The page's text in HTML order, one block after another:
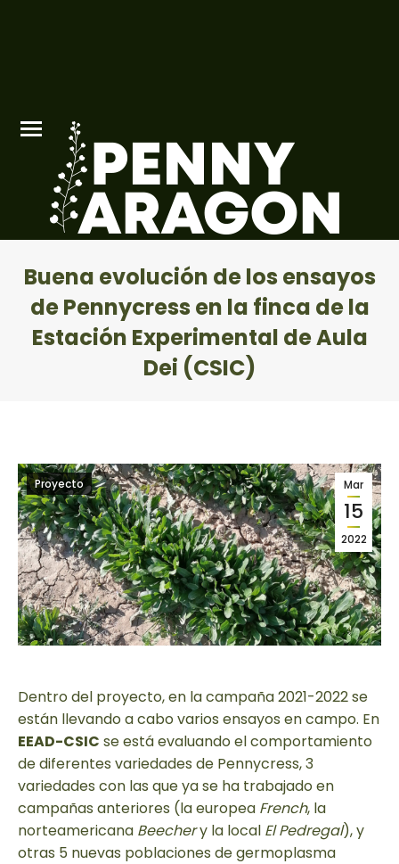
Buena evolución de los ensayos
de Pennycress en la finca de la
Estación Experimental de Aula
Dei (CSIC)
Mar
15
2022
Proyecto
Dentro del proyecto, en la campaña 2021-2022 se
están llevando a cabo varios ensayos en campo. En
EEAD-CSIC se está evaluando el comportamiento
de diferentes variedades de Pennycress, 3
variedades con las que ya se ha trabajado en
campañas anteriores (la europea French, la
norteamericana Beechery la local El Pedregal), y
otras 5 nuevas poblaciones de germoplasma